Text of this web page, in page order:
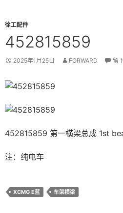
徐工配件
452815859
2025年1月25日 FORWARD 留
452815859 第一横梁总成 1st
注：纯电车
XCMG E蓝 车架横梁